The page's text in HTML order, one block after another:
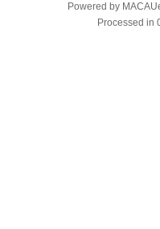
Powered by
Processed in